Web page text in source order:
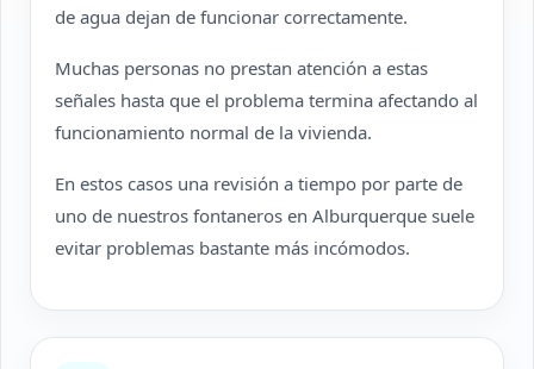
de agua dejan de funcionar correctamente.
Muchas personas no prestan atención a estas
señales hasta que el problema termina afectando al
funcionamiento normal de la vivienda.
En estos casos una revisión a tiempo por parte de
uno de nuestros fontaneros en Alburquerque suele
evitar problemas bastante más incómodos.